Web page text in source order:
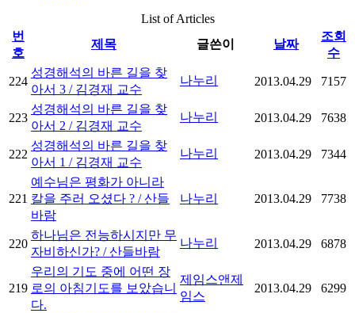
List of Articles
번
호
제목 글쓴이 날짜
조회
수
224
성경해석의 바른 길을 찾
아서 3 / 김경재 교수
나누리 2013.04.29 7157
223
성경해석의 바른 길을 찾
아서 2 / 김경재 교수
나누리 2013.04.29 7638
222
성경해석의 바른 길을 찾
아서 1 / 김경재 교수
나누리 2013.04.29 7344
221
예수님은 평화가 아니라
칼을 주러 오셨다 ? / 산들
바람
나누리 2013.04.29 7738
220
하나님은 전능하시지만 무
자비하신가? / 산들바람
나누리 2013.04.29 6878
219
우리의 기도 중에 어떤 장
로의 아침기도를 보았습니
다.
제임스앤제
임스
2013.04.29 6299